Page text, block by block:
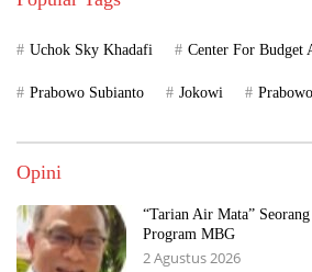
Uchok Sky Khadafi Center For Budget
Prabowo Subianto Jokowi Prabowo
Opini
“Tarian Air Mata”
Program MBG
2 Agustus 2026